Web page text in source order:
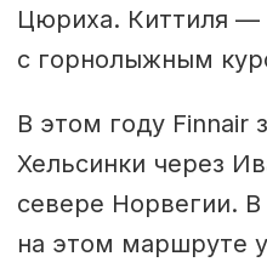
Цюриха. Киттиля —
с горнолыжным
В этом году Finnair
Хельсинки через
севере Норвегии. В
на этом маршруте